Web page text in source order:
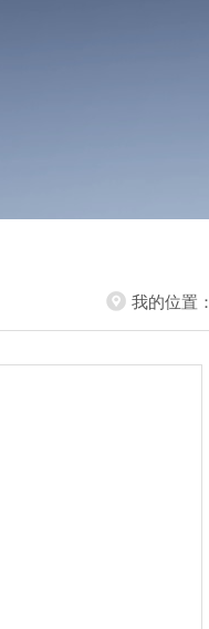
我的位置：